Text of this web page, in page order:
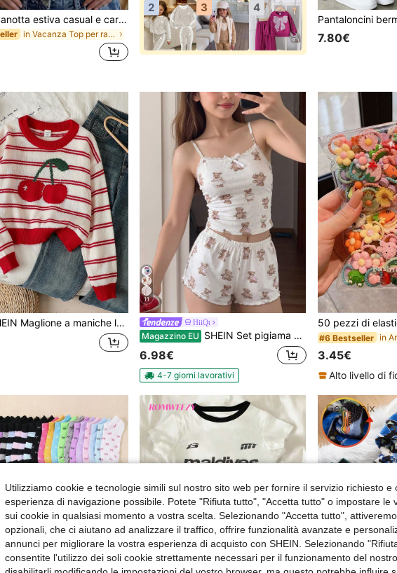
SHEIN Canotta estiva casual e carina per ragazze pre-adolescenti con stampa a pois marroni e gialli, stile halter, per vacanze
in Vacanza Top per ragazze adolescenti
2 3 4
7.80€
maniche lunghe in maglia di peso medio, stile minimalista, con strisce rosse e beige e motivo ciliegia dolce, per ragazze pre-adolescenti, moda autunno/inverno
11
HiiQt
Magazzino EU SHEIN Set pigiama casual bianco aderente da 2 pezzi per ragazze pre-adolescenti, composto da canotta con stampa orsetto minimalista e volant a nastro, e pantaloncini comodi
6.98€
4-7 giorni lavorativi
#6 Bestseller
3.45€
Utilizziamo cookie e tecnologie simili sul nostro sito web per fornire il servizio richiesto e
esperienza di navigazione possibile. Potete "Rifiuta tutto", "Accetta tutto" o impostare le
sui cookie in qualsiasi momento a vostra scelta. Selezionando "Accetta tutto",
opzionali, che ci aiutano ad analizzare il traffico, offrire funzionalità avanzate e
annunci per migliorare la vostra esperienza di acquisto con SHEIN. Selezionando
consentite l'utilizzo dei soli cookie strettamente necessari per il funzionamento del